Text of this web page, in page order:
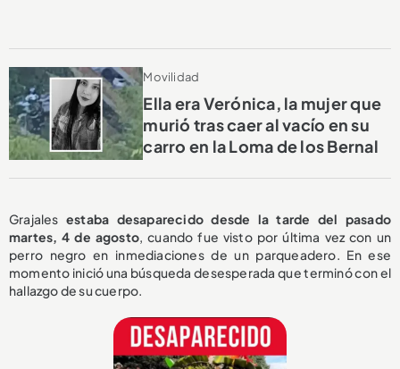
Movilidad
Ella era Verónica, la mujer que
murió tras caer al vacío en su
carro en la Loma de los Bernal
Grajales estaba desaparecido desde la tarde del pasado
martes, 4 de agosto, cuando fue visto por última vez con un
perro negro en inmediaciones de un parqueadero. En ese
momento inició una búsqueda desesperada que terminó con el
hallazgo de su cuerpo.